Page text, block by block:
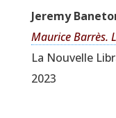
Jere­my
Mau­rice Bar­rès.
La Nou­velle
2023